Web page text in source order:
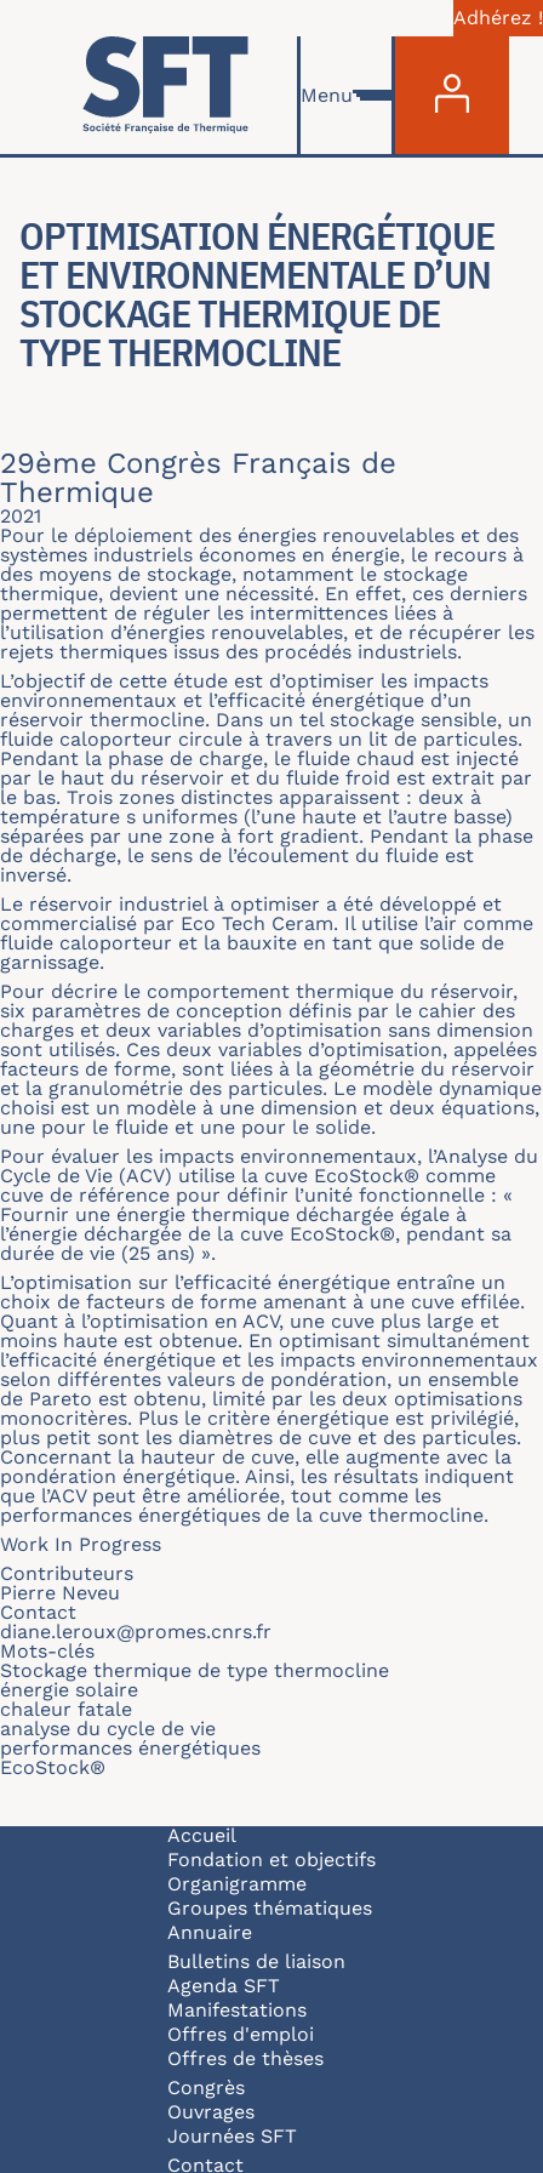
Aller au contenu principal
Adhérez !
Menu
OPTIMISATION ÉNERGÉTIQUE
ET ENVIRONNEMENTALE D’UN
STOCKAGE THERMIQUE DE
TYPE THERMOCLINE
29ème Congrès Français de
Thermique
2021
Pour le déploiement des énergies renouvelables et des
systèmes industriels économes en énergie, le recours à
des moyens de stockage, notamment le stockage
thermique, devient une nécessité. En effet, ces derniers
permettent de réguler les intermittences liées à
l’utilisation d’énergies renouvelables, et de récupérer les
rejets thermiques issus des procédés industriels.
L’objectif de cette étude est d’optimiser les impacts
environnementaux et l’efficacité énergétique d’un
réservoir thermocline. Dans un tel stockage sensible, un
fluide caloporteur circule à travers un lit de particules.
Pendant la phase de charge, le fluide chaud est injecté
par le haut du réservoir et du fluide froid est extrait par
le bas. Trois zones distinctes apparaissent : deux à
température s uniformes (l’une haute et l’autre basse)
séparées par une zone à fort gradient. Pendant la phase
de décharge, le sens de l’écoulement du fluide est
inversé.
Le réservoir industriel à optimiser a été développé et
commercialisé par Eco Tech Ceram. Il utilise l’air comme
fluide caloporteur et la bauxite en tant que solide de
garnissage.
Pour décrire le comportement thermique du réservoir,
six paramètres de conception définis par le cahier des
charges et deux variables d’optimisation sans dimension
sont utilisés. Ces deux variables d’optimisation, appelées
facteurs de forme, sont liées à la géométrie du réservoir
et la granulométrie des particules. Le modèle dynamique
choisi est un modèle à une dimension et deux équations,
une pour le fluide et une pour le solide.
Pour évaluer les impacts environnementaux, l’Analyse du
Cycle de Vie (ACV) utilise la cuve EcoStock® comme
cuve de référence pour définir l’unité fonctionnelle : «
Fournir une énergie thermique déchargée égale à
l’énergie déchargée de la cuve EcoStock®, pendant sa
durée de vie (25 ans) ».
L’optimisation sur l’efficacité énergétique entraîne un
choix de facteurs de forme amenant à une cuve effilée.
Quant à l’optimisation en ACV, une cuve plus large et
moins haute est obtenue. En optimisant simultanément
l’efficacité énergétique et les impacts environnementaux
selon différentes valeurs de pondération, un ensemble
de Pareto est obtenu, limité par les deux optimisations
monocritères. Plus le critère énergétique est privilégié,
plus petit sont les diamètres de cuve et des particules.
Concernant la hauteur de cuve, elle augmente avec la
pondération énergétique. Ainsi, les résultats indiquent
que l’ACV peut être améliorée, tout comme les
performances énergétiques de la cuve thermocline.
Work In Progress
Contributeurs
Pierre Neveu
Contact
diane.leroux@promes.cnrs.fr
Mots-clés
Stockage thermique de type thermocline
énergie solaire
chaleur fatale
analyse du cycle de vie
performances énergétiques
EcoStock®
Navigation principale
Accueil
Fondation et objectifs
Organigramme
Groupes thématiques
Annuaire
Bulletins de liaison
Agenda SFT
Manifestations
Offres d'emploi
Offres de thèses
Congrès
Ouvrages
Journées SFT
Contact